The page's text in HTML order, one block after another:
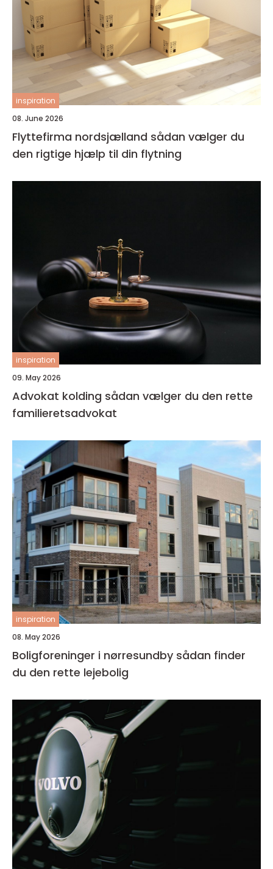
inspiration
08. June 2026
Flyttefirma nordsjælland sådan vælger du
den rigtige hjælp til din flytning
inspiration
09. May 2026
Advokat kolding sådan vælger du den rette
familieretsadvokat
inspiration
08. May 2026
Boligforeninger i nørresundby sådan finder
du den rette lejebolig